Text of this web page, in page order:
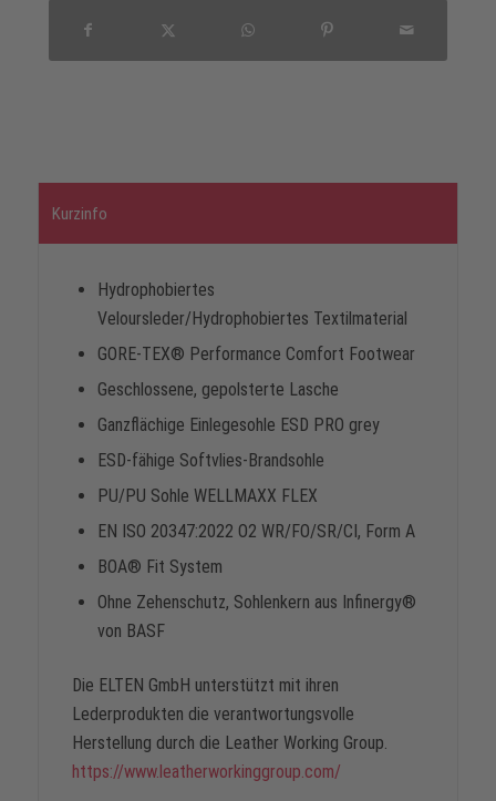
Kurzinfo
Hydrophobiertes
Veloursleder/Hydrophobiertes Textilmaterial
GORE-TEX® Performance Comfort Footwear
Geschlossene, gepolsterte Lasche
Ganzflächige Einlegesohle ESD PRO grey
ESD-fähige Softvlies-Brandsohle
PU/PU Sohle WELLMAXX FLEX
EN ISO 20347:2022 O2 WR/FO/SR/CI, Form A
BOA® Fit System
Ohne Zehenschutz, Sohlenkern aus Infinergy®
von BASF
Die ELTEN GmbH unterstützt mit ihren
Lederprodukten die verantwortungsvolle
Herstellung durch die Leather Working Group.
https://www.leatherworkinggroup.com/